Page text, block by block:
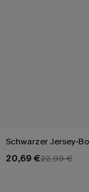
Schwarzer Jersey-
20,69 €22,99 €